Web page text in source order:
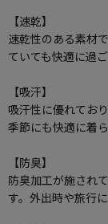
【速乾】
速乾性のある素材
ていても快適に過
【吸汗】
吸汗性に優れてお
季節にも快適に着
【防臭】
防臭加工が施され
す。外出時や旅行に